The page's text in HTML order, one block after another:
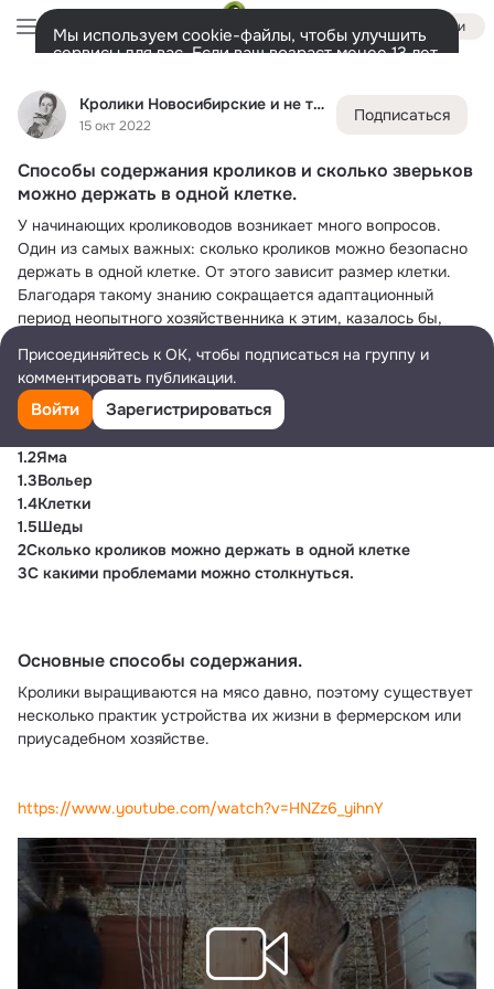
Кролики Новосибирские и не только)))
15 окт 2022
Подписаться
Способы содержания кроликов и сколько зверьков
можно держать в одной клетке.
У начинающих кролиководов возникает много вопросов.
Один из самых важных: сколько кроликов можно безопасно
держать в одной клетке. От этого зависит размер клетки.
Благодаря такому знанию сокращается адаптационный
период неопытного хозяйственника к этим, казалось бы,
уметь с ними обращаться.
1Основные способы содержания
1.1Землянка
1.2Яма
1.3Вольер
1.4Клетки
1.5Шеды
2Сколько кроликов можно держать в одной клетке
3С какими проблемами можно столкнуться.
Основные способы содержания.
Кролики выращиваются на мясо давно, поэтому существует
несколько практик устройства их жизни в фермерском или
приусадебном хозяйстве.
https://www.youtube.com/watch?v=HNZz6_yihnY
Войти
Мы используем cookie-файлы, чтобы улучшить
сервисы для вас. Если ваш возраст менее 13 лет,
представитель.
Разрешить все Настроить
Лента Участники 3.5K Ещё
Дополнительная
колонка
Всё3 588 Обсуждаемые
Присоединяйтесь к ОК, чтобы подписаться на группу и
комментировать публикации.
Войти Зарегистрироваться